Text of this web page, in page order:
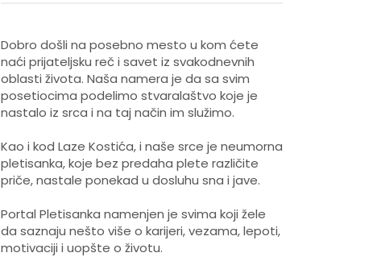
Dobro došli na posebno mesto u kom ćete
naći prijateljsku reč i savet iz svakodnevnih
oblasti života. Naša namera je da sa svim
posetiocima podelimo stvaralaštvo koje je
nastalo iz srca i na taj način im služimo.
Kao i kod Laze Kostića, i naše srce je neumorna
pletisanka, koje bez predaha plete različite
priče, nastale ponekad u dosluhu sna i jave.
Portal Pletisanka namenjen je svima koji žele
da saznaju nešto više o karijeri, vezama, lepoti,
motivaciji i uopšte o životu.